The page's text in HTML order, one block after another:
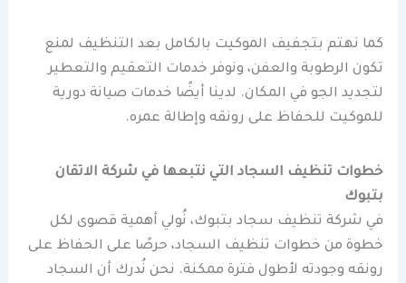
كما نهتم بتجفيف الموكيت بالكامل بعد التنظيف لمنع
تكون الرطوبة والعفن، ونوفر خدمات التعقيم والتعطير
لتجديد الجو في المكان. لدينا أيضًا خدمات صيانة دورية
للموكيت للحفاظ على رونقه وإطالة عمره.
خطوات تنظيف السجاد التي نتبعها في شركة الاتقان
بتبوك
في شركة تنظيف سجاد بتبوك، نُولي أهمية قصوى لكل
خطوة من خطوات تنظيف السجاد، حرصًا على الحفاظ على
رونقه وجودته لأطول فترة ممكنة. نحن نُدرك أن السجاد